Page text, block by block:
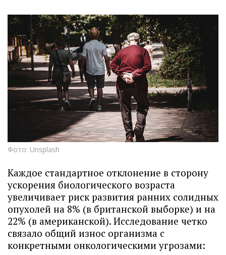
Фото: Unsplash
Каждое стандартное отклонение в сторону
ускорения биологического возраста
увеличивает риск развития ранних солидных
опухолей на 8% (в британской выборке) и на
22% (в американской). Исследование четко
связало общий износ организма с
конкретными онкологическими угрозами: